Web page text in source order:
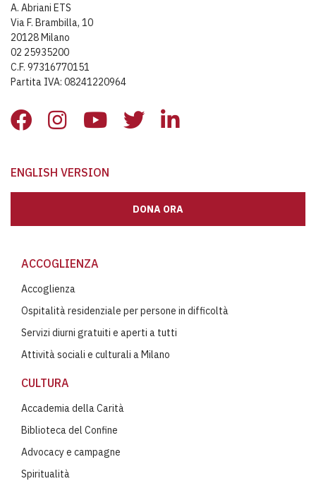
A. Abriani ETS
Via F. Brambilla, 10
20128 Milano
02 25935200
C.F. 97316770151
Partita IVA: 08241220964
ENGLISH VERSION
DONA ORA
ACCOGLIENZA
Accoglienza
Ospitalità residenziale per persone in difficoltà
Servizi diurni gratuiti e aperti a tutti
Attività sociali e culturali a Milano
CULTURA
Accademia della Carità
Biblioteca del Confine
Advocacy e campagne
Spiritualità